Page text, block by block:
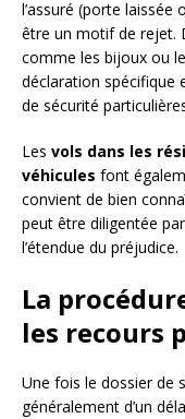
l’assuré (porte
être un motif de rejet.
comme les bijoux ou
déclaration spécifique
de sécurité
Les vols dans les
véhicules font
convient de bien
peut être diligentée
l’étendue du préjudice.
La
les recours
Une fois le dossier de
généralement d’un